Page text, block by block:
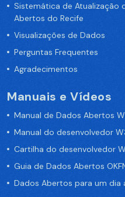
Sistemática de Atualização
Abertos do Recife
Visualizações de Dados
Perguntas Frequentes
Agradecimentos
Manuais e Vídeos
Manual de Dados Abertos
Manual do desenvolvedor
Cartilha do desenvolvedor
Guia de Dados Abertos
Dados Abertos para um dia